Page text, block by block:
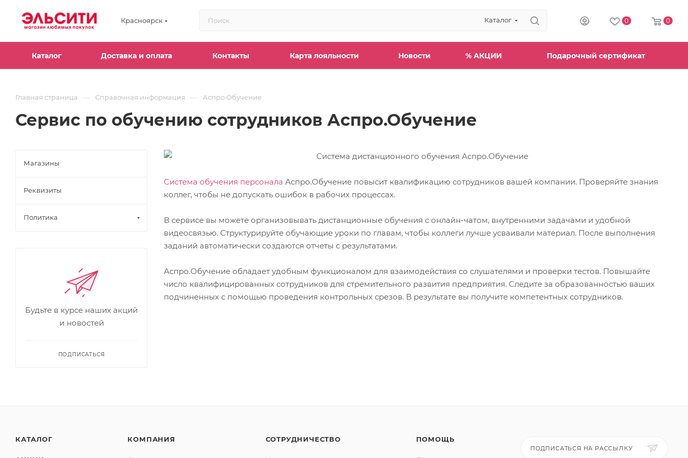
Красноярск Каталог 0 0
Каталог Доставка и оплата Контакты Карта лояльности Новости % АКЦИИ Подарочный сертификат
Главная страница — Справочная информация — Аспро.Обучение
Сервис по обучению сотрудников Аспро.Обучение
Система обучения персонала Аспро.Обучение повысит квалификацию сотрудников вашей компании. Проверяйте знания
коллег, чтобы не допускать ошибок в рабочих процессах.
В сервисе вы можете организовывать дистанционные обучения с онлайн-чатом, внутренними задачами и удобной
видеосвязью. Структурируйте обучающие уроки по главам, чтобы коллеги лучше усваивали материал. После выполнения
заданий автоматически создаются отчеты с результатами.
Аспро.Обучение обладает удобным функционалом для взаимодействия со слушателями и проверки тестов. Повышайте
число квалифицированных сотрудников для стремительного развития предприятия. Следите за образованностью ваших
подчиненных с помощью проведения контрольных срезов. В результате вы получите компетентных сотрудников.
Магазины
Реквизиты
Политика
Будьте в курсе наших акций
и новостей
ПОДПИСАТЬСЯ
КАТАЛОГ КОМПАНИЯ СОТРУДНИЧЕСТВО ПОМОЩЬ
ПОДПИСАТЬСЯ НА РАССЫЛКУ